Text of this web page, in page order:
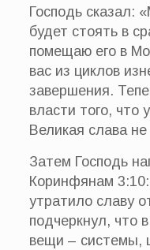
Господь сказал:
будет стоять в
помещаю его в
вас из циклов
завершения.
власти того, что
Великая слава
Затем Господь
Коринфянам
утратило славу
подчеркнул, что
вещи – системы,